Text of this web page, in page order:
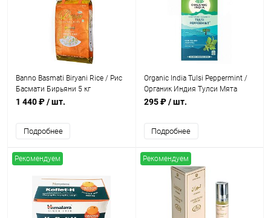
Banno Basmati Biryani Rice / Рис
Басмати Бирьяни 5 кг
1 440 ₽/ шт.
Подробнее
Organic India Tulsi Peppermint /
Органик Индия Тулси Мята
перечная Тулси 25 Чайные
295 ₽/ шт.
Подробнее
Рекомендуем Рекомендуем